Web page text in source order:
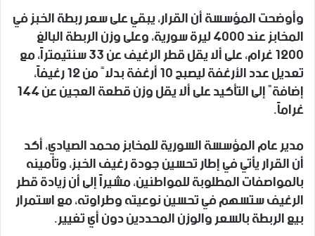
وأوضحت المؤسسة أن القرار، يبقي على سعر ربطة الخبز في
المخابز عند 4000 ليرة سورية، وعلى وزن الربطة البالغ
1200 غرام، على ألا يقل قطر الرغيف عن 33 سنتيمتراً، مع
تعديل عدد الأرغفة ليصبح 10 أرغفة بدلاً من 12 رغيفاً،
إضافةً إلى التأكيد على ألا يقل وزن قطعة العجين عن 144
غراماً.
مدير عام المؤسسة السورية للمخابز محمد الصيادي، أكد
أن القرار يأتي في إطار تحسين جودة رغيف الخبز، وتأمينه
بالمواصفات المطلوبة للمواطنين، مشيراً إلى أن زيادة قطر
الرغيف ستسهم في تحسين نوعيته وطراوته، مع استمرار
بيع الربطة بالسعر والوزن المحددين دون أي تغيير.